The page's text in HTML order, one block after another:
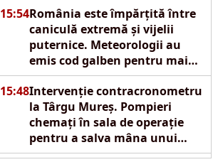
15:54România este împărțită între
caniculă extremă și vijelii
puternice. Meteorologii au
emis cod galben pentru mai
multe regiuni
15:48Intervenție contracronometru
la Târgu Mureș. Pompieri
chemați în sala de operație
pentru a salva mâna unui
copil de doi ani